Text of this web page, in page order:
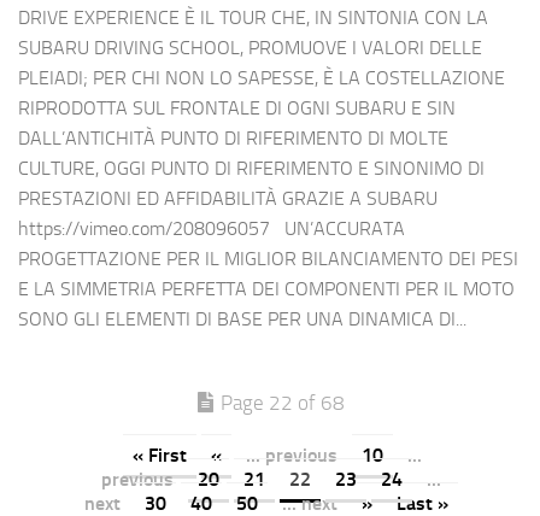
DRIVE EXPERIENCE È IL TOUR CHE, IN SINTONIA CON LA
SUBARU DRIVING SCHOOL, PROMUOVE I VALORI DELLE
PLEIADI; PER CHI NON LO SAPESSE, È LA COSTELLAZIONE
RIPRODOTTA SUL FRONTALE DI OGNI SUBARU E SIN
DALL’ANTICHITÀ PUNTO DI RIFERIMENTO DI MOLTE
CULTURE, OGGI PUNTO DI RIFERIMENTO E SINONIMO DI
PRESTAZIONI ED AFFIDABILITÀ GRAZIE A SUBARU
https://vimeo.com/208096057 UN’ACCURATA
PROGETTAZIONE PER IL MIGLIOR BILANCIAMENTO DEI PESI
E LA SIMMETRIA PERFETTA DEI COMPONENTI PER IL MOTO
SONO GLI ELEMENTI DI BASE PER UNA DINAMICA DI...
Page 22 of 68
« First « ... previous 10
...
previous
20 21 22 23 24
...
next
30 40 50 ... next » Last »